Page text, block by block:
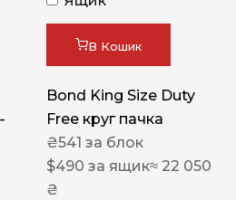
В Кошик
Bond King Size Duty
Free круг пачка
₴541 за блок
$490 за ящик≈ 22 050
₴